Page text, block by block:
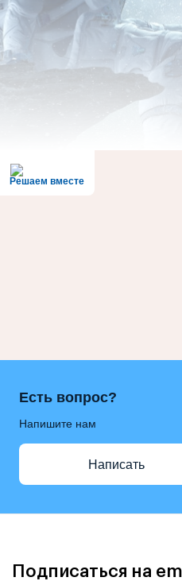
Решаем вместе
Есть вопрос?
Напишите нам
Написать
Подписаться на